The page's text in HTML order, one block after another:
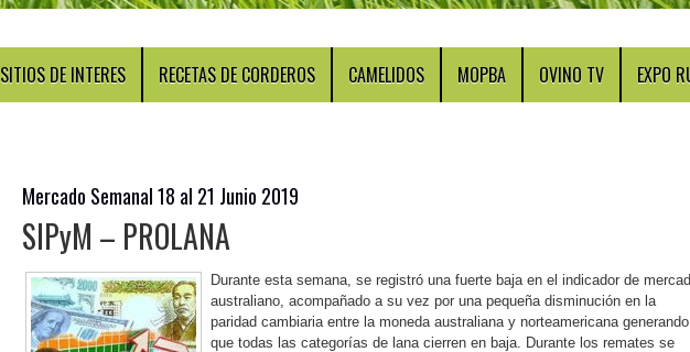
SITIOS DE INTERES RECETAS DE CORDEROS CAMELIDOS MOPBA OVINO TV EXPO
Mercado Semanal 18 al 21 Junio 2019
SIPyM – PROLANA
Durante esta semana, se registró una fuerte baja en el indicador de
australiano, acompañado a su vez por una pequeña disminución en la
paridad cambiaria entre la moneda australiana y norteamericana generando
que todas las categorías de lana cierren en baja. Durante los remates se